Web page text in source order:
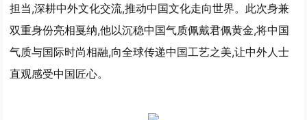
担当,深耕中外文化交流,推动中国文化走向世界。此次身兼
双重身份亮相戛纳,他以沉稳中国气质佩戴君佩黄金,将中国
气质与国际时尚相融,向全球传递中国工艺之美,让中外人士
直观感受中国匠心。